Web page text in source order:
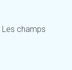
Les champs